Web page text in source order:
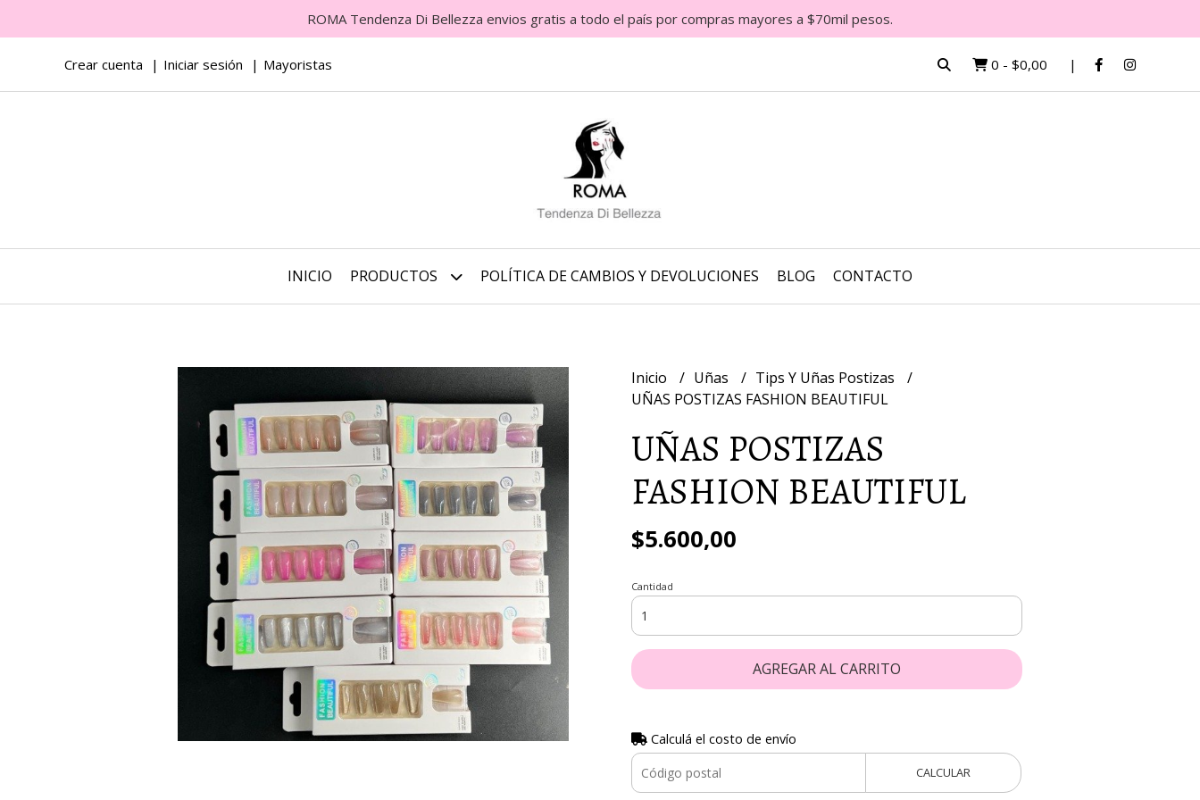
ROMA Tendenza Di Bellezza envios gratis a todo el país por compras mayores a $70mil pesos.
Crear cuenta Iniciar sesión Mayoristas 0 - $0,00
INICIO PRODUCTOS POLÍTICA DE CAMBIOS Y DEVOLUCIONES BLOG CONTACTO
Inicio Uñas
Tips Y Uñas Postizas
UÑAS POSTIZAS FASHION BEAUTIFUL
UÑAS POSTIZAS
FASHION BEAUTIFUL
$5.600,00
Cantidad
AGREGAR AL CARRITO
Calculá el costo de envío
CALCULAR